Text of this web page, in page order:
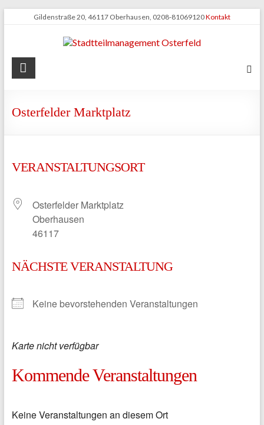
Gildenstraße 20, 46117 Oberhausen, 0208-81069120Kontakt
Stadtteilmanagement
Osterfelder Marktplatz
VERANSTALTUNGSORT
Osterfelder Marktplatz
Oberhausen
46117
NÄCHSTE VERANSTALTUNG
Keine bevorstehenden Veranstaltungen
Karte nicht verfügbar
Kommende Veranstaltungen
Keine Veranstaltungen an diesem Ort